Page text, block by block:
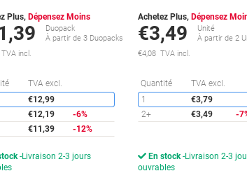
Plus, Dépensez Moins
Duopack
À partir de 3 Duopacks
incl.
TVA excl.
Économies
€12,99
€12,19
-6%
€11,39 -12%
Livraison 2-3 jours
Achetez Plus, Dépensez
€3,49
Unité
À partir de 2
€4,08 TVA incl.
Quantité TVA excl.
1
€3,79
2+
€3,49 -
En stock Livraison 2-3
ouvrables